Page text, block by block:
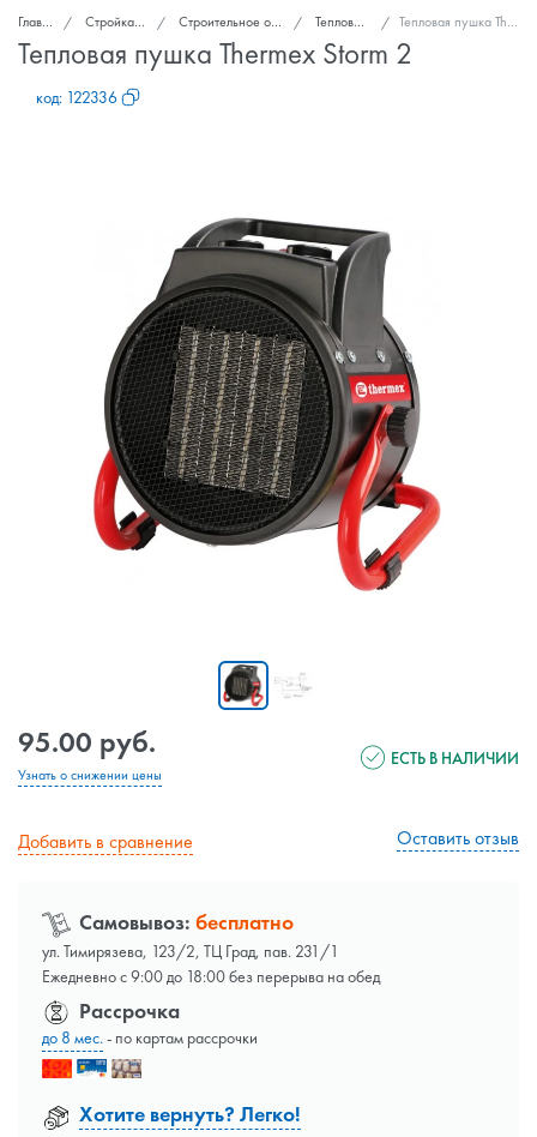
Главная Стройка и ремонт Строительное оборудование Тепловые пушки Тепловая пушка Thermex Storm 2
Тепловая пушка Thermex Storm 2
код: 122336
95.00 руб.
Узнать о снижении цены
ЕСТЬ В НАЛИЧИИ
Добавить в сравнение Оставить отзыв
Самовывоз: бесплатно
ул. Тимирязева, 123/2, ТЦ Град, пав. 231/1
Ежедневно с 9:00 до 18:00 без перерыва на обед
Рассрочка
до 8 мес.- по картам рассрочки
Хотите вернуть? Легко!